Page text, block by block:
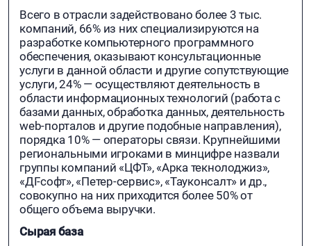
Всего в отрасли задействовано более 3 тыс.
компаний, 66% из них специализируются на
разработке компьютерного программного
обеспечения, оказывают консультационные
услуги в данной области и другие сопутствующие
услуги, 24% — осуществляют деятельность в
области информационных технологий (работа с
базами данных, обработка данных, деятельность
web-порталов и другие подобные направления),
порядка 10% — операторы связи. Крупнейшими
региональными игроками в минцифре назвали
группы компаний «ЦФТ», «Арка текнолоджиз»,
«ДГ-софт», «Петер-сервис», «Тауконсалт» и др.,
совокупно на них приходится более 50% от
общего объема выручки.
Сырая база